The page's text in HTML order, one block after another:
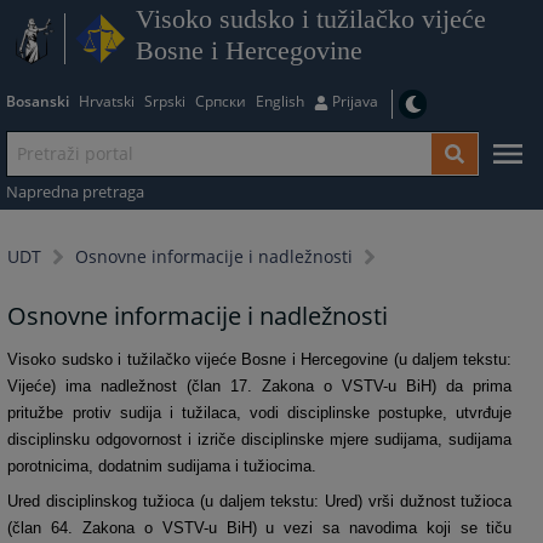
Visoko sudsko i tužilačko vijeće
Bosne i Hercegovine
Bosanski Hrvatski Srpski Српски English Prijava
Napredna pretraga
UDT Osnovne informacije i nadležnosti
Osnovne informacije i nadležnosti
Visoko sudsko i tužilačko vijeće Bosne i Hercegovine (u daljem tekstu:
Vijeće) ima nadležnost (član 17. Zakona o VSTV-u BiH) da prima
pritužbe protiv sudija i tužilaca, vodi disciplinske postupke, utvrđuje
disciplinsku odgovornost i izriče disciplinske mjere sudijama, sudijama
porotnicima, dodatnim sudijama i tužiocima.
Ured disciplinskog tužioca (u daljem tekstu: Ured) vrši dužnost tužioca
(član 64. Zakona o VSTV-u BiH) u vezi sa navodima koji se tiču